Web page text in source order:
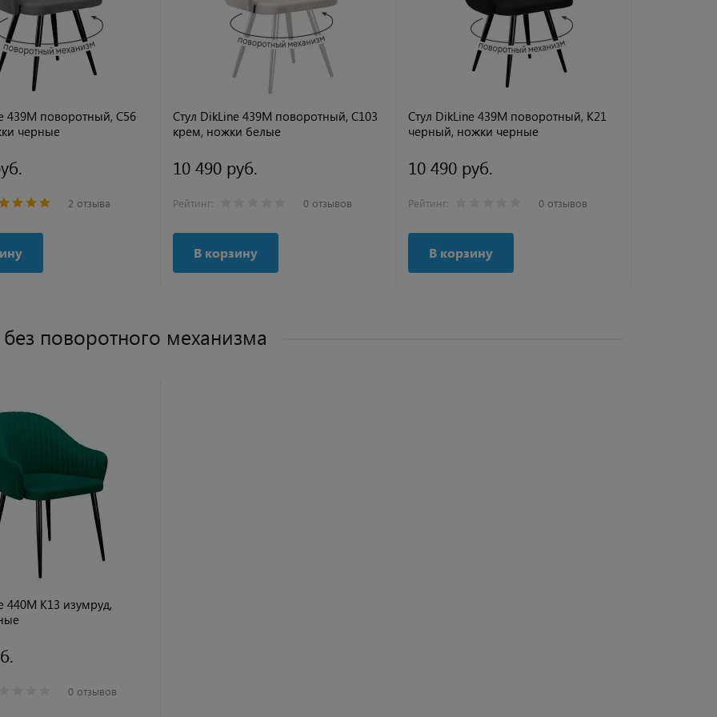
439М поворотный, C56
черные
2 отзыва
Стул DikLine 439М поворотный, C103
крем, ножки белые
10 490 руб.
Рейтинг: 0 отзывов
В корзину
Стул DikLine 439М поворотный, K21
черный, ножки черные
10 490 руб.
Рейтинг: 0 отзывов
В корзину
поворотного механизма
440М K13 изумруд,
0 отзывов